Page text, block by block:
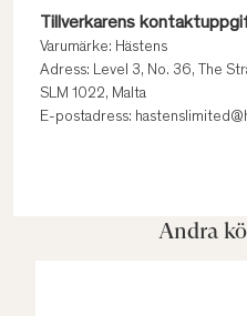
Tillverkarens
Varumärke: Hästens
Adress: Level 3, No. 36, The
SLM 1022, Malta
E-postadress:
Andra